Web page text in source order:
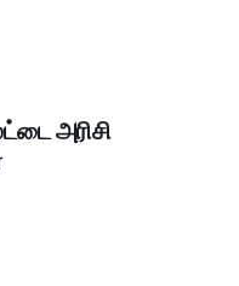
அரிசி